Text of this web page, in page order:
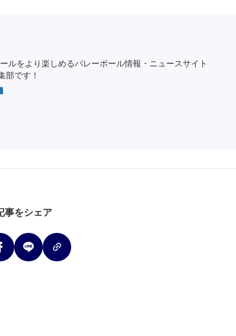
ルをより楽しめるバレーボール情報・ニュースサイト
部です！
事をシェア